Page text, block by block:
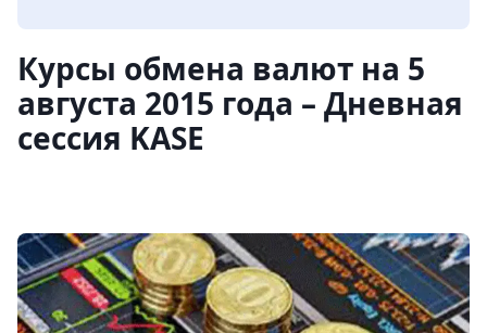
Курсы обмена валют на 5
августа 2015 года – Дневная
сессия KASE